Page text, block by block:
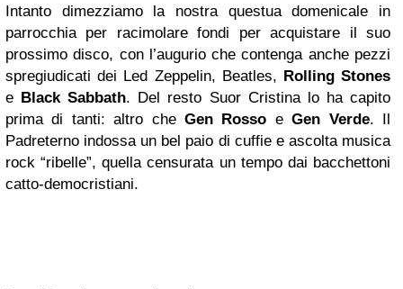
Intanto dimezziamo la nostra questua domenicale in
parrocchia per racimolare fondi per acquistare il suo
prossimo disco, con l’augurio che contenga anche pezzi
spregiudicati dei Led Zeppelin, Beatles, Rolling Stones
e Black Sabbath. Del resto Suor Cristina lo ha capito
prima di tanti: altro che Gen Rosso eGen Verde. Il
Padreterno indossa un bel paio di cuffie e ascolta musica
rock “ribelle”, quella censurata un tempo dai bacchettoni
catto-democristiani.